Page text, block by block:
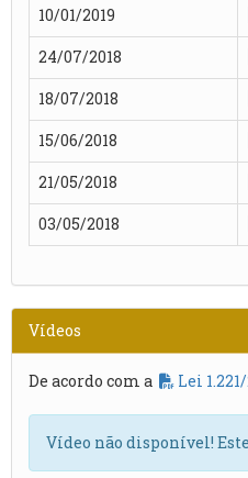
10/01/2019
24/07/2018
18/07/2018
15/06/2018
21/05/2018
03/05/2018
Vídeos
De acordo com a Lei 1.221/
Vídeo não disponível!